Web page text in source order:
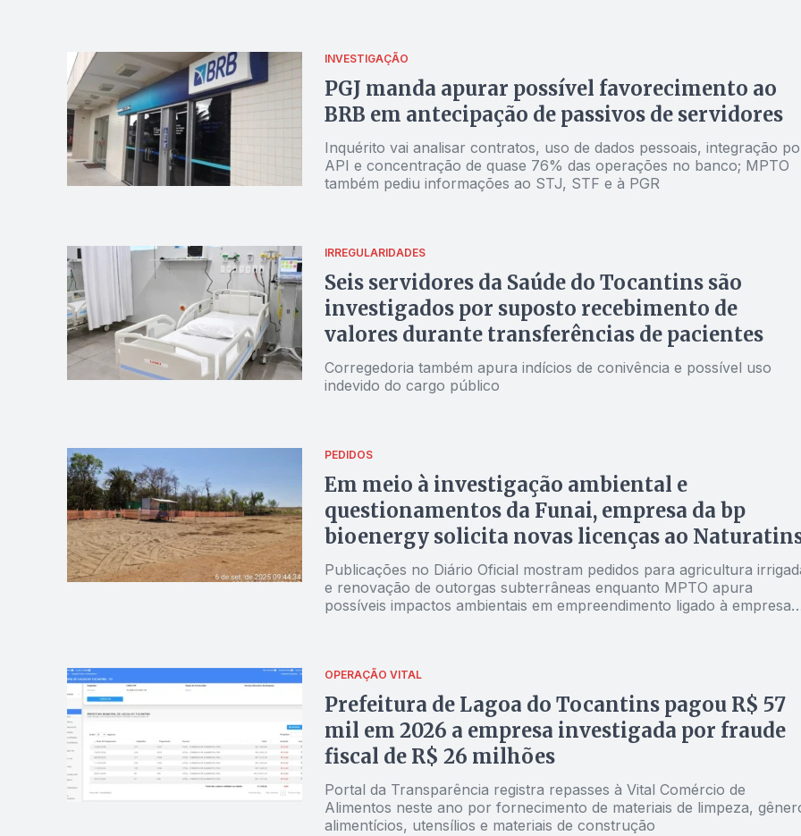
INVESTIGAÇÃO
PGJ manda apurar possível favorecimento ao
BRB em antecipação de passivos de servidores
Inquérito vai analisar contratos, uso de dados pessoais, integração
API e concentração de quase 76% das operações no banco; MPTO
também pediu informações ao STJ, STF e à PGR
IRREGULARIDADES
Seis servidores da Saúde do Tocantins são
investigados por suposto recebimento de
valores durante transferências de pacientes
Corregedoria também apura indícios de conivência e possível uso
indevido do cargo público
PEDIDOS
Em meio à investigação ambiental e
questionamentos da Funai, empresa da bp
bioenergy solicita novas licenças ao
Publicações no Diário Oficial mostram pedidos para agricultura
e renovação de outorgas subterrâneas enquanto MPTO apura
possíveis impactos ambientais em empreendimento ligado à empresa
OPERAÇÃO VITAL
Prefeitura de Lagoa do Tocantins pagou R$ 57
mil em 2026 a empresa investigada por fraude
fiscal de R$ 26 milhões
Portal da Transparência registra repasses à Vital Comércio de
Alimentos neste ano por fornecimento de materiais de limpeza,
alimentícios, utensílios e materiais de construção